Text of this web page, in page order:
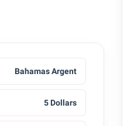
Bahamas Argent
5 Dollars